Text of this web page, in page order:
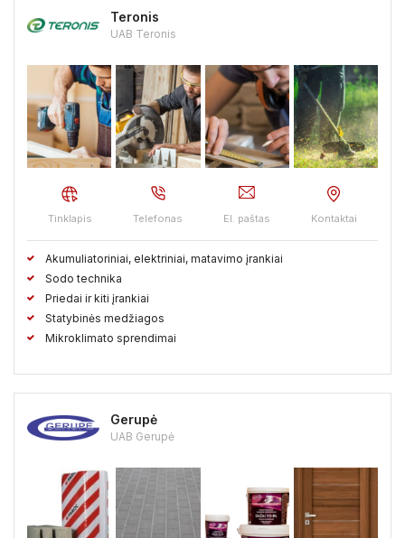
Teronis
UAB Teronis
Tinklapis Telefonas El. paštas Kontaktai
Akumuliatoriniai, elektriniai, matavimo įrankiai
Sodo technika
Priedai ir kiti įrankiai
Statybinės medžiagos
Mikroklimato sprendimai
Gerupė
UAB Gerupė